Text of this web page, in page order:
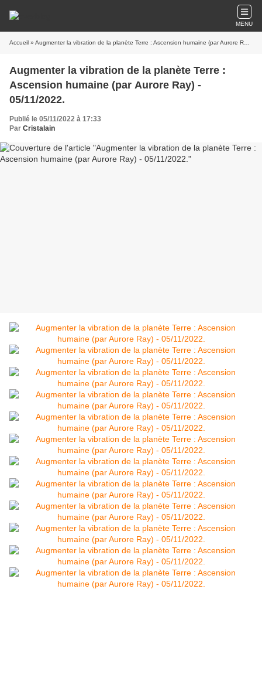
MENU
Accueil » Augmenter la vibration de la planète Terre : Ascension humaine (par Aurore Ray) - 05/11/2022.
Augmenter la vibration de la planète Terre :
Ascension humaine (par Aurore Ray) -
05/11/2022.
Publié le 05/11/2022 à 17:33
Par Cristalain